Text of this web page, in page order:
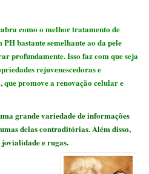
como o melhor tratamento de
bastante semelhante ao da pele
profundamente. Isso faz com que seja
rejuvenescedoras e
promove a renovação celular e
grande variedade de informações
delas contraditórias.Além disso,
e rugas.